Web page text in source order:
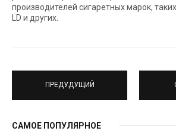
производителей сигаретных марок,
LD и других.
ПРЕДУДУЩИЙ
САМОЕ ПОПУЛЯРНОЕ